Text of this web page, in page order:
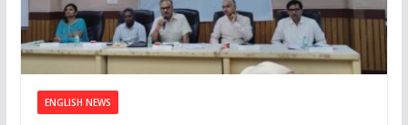
ENGLISH NEWS